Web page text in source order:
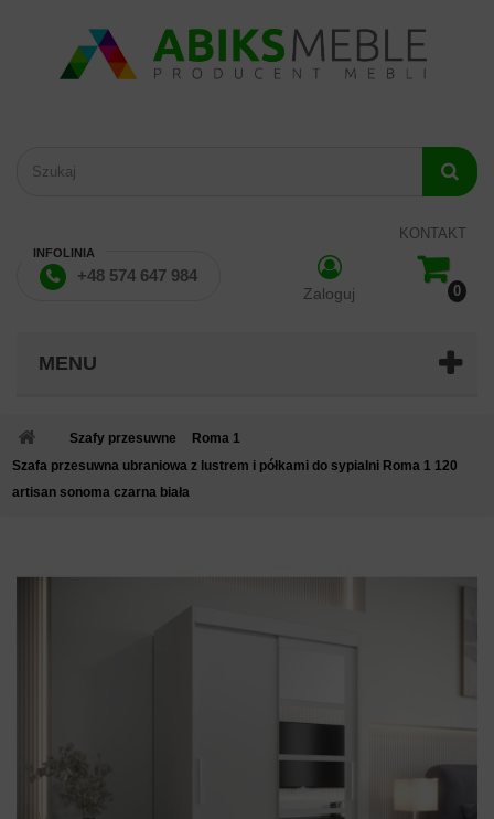
INFOLINIA
+48 574 647 984
Zaloguj 0
KONTAKT
MENU
Szafy przesuwne
Roma 1
Szafa przesuwna ubraniowa z lustrem i półkami do sypialni Roma 1 120
artisan sonoma czarna biała